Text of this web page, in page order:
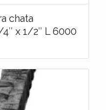
chata
x 1/2″ L 6000